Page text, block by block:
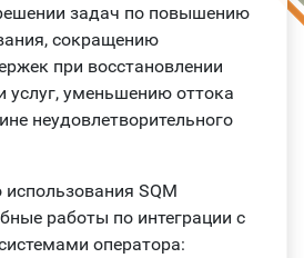
задач по повышению
сокращению
при восстановлении
услуг, уменьшению оттока
неудовлетворительного
SQM
работы по интеграции с
оператора: